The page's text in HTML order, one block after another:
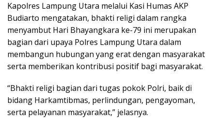
Kapolres Lampung Utara melalui Kasi Humas AKP
Budiarto mengatakan, bhakti religi dalam rangka
menyambut Hari Bhayangkara ke-79 ini merupakan
bagian dari upaya Polres Lampung Utara dalam
membangun hubungan yang erat dengan masyarakat
serta memberikan kontribusi positif bagi masyarakat.
“Bhakti religi bagian dari tugas pokok Polri, baik di
bidang Harkamtibmas, perlindungan, pengayoman,
serta pelayanan masyarakat,” jelasnya.